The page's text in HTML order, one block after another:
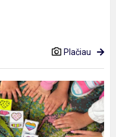
Plačiau